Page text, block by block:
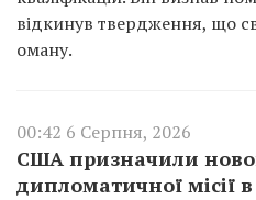
відкинув твердження, що
оману.
00:42 6 Серпня, 2026
США призначили
дипломатичної місії